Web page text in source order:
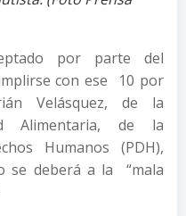
por parte del
con ese 10 por
Velásquez, de la
Alimentaria, de la
Humanos (PDH),
se deberá a la “mala